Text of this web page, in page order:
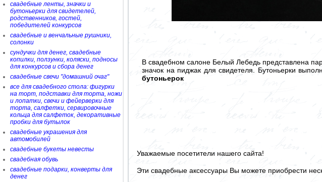
свадебные ленты, значки и
бутоньерки для свидетелей,
родственников, гостей,
победителей конкурсов
свадебные и венчальные рушники,
солонки
сундучки для денег, свадебные
копилки, ползунки, коляски, подносы
для конкурсов и сбора денег
свадебные свечи "домашний очаг"
все для свадебного стола: фигурки
на торт, подставки для торта, ножи
и лопатки, свечи и фейерверки для
торта, салфетки, сервировочные
кольца для салфеток, декоративные
пробки для бутылок
свадебные украшения для
автомобилей
свадебные букеты невесты
свадебная обувь
свадебные подарки, конверты для
денег
В свадебном салоне Белый Лебедь представлена
значок на пиджак для свидетеля. Бутоньерки
бутоньерок
Уважаемые посетители нашего сайта!
Эти свадебные аксессуары Вы можете приобрести